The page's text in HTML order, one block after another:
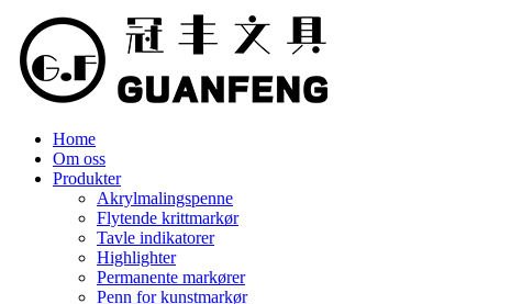
Home
Om oss
Produkter
Akrylmalingspenne
Flytende krittmarkør
Tavle indikatorer
Highlighter
Permanente markører
Penn for kunstmarkør